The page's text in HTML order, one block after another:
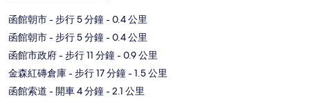
函館朝市- 步行 5 分鐘- 0.4 公里
函館朝市- 步行 5 分鐘- 0.4 公里
函館市政府- 步行 11 分鐘- 0.9 公里
金森紅磚倉庫- 步行 17 分鐘- 1.5 公里
函館索道 - 開車 4 分鐘- 2.1 公里